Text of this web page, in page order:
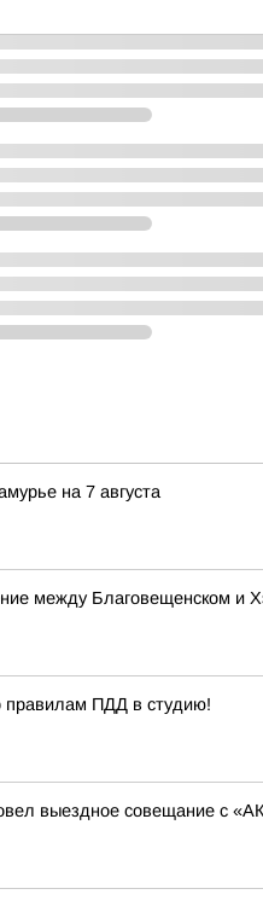
на 7 августа
между Благовещенском и
правилам ПДД в студию!
выездное совещание с